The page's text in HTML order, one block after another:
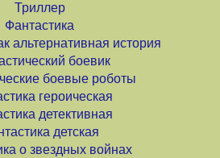
Триллер
Фантастика
альтернативная история
боевик
боевые роботы
героическая
детективная
детская
о звездных войнах